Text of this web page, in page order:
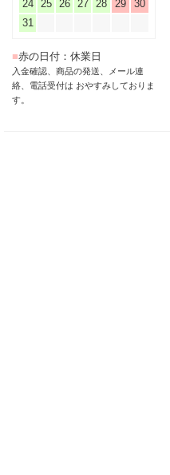
24
25 26 27 28 29
30
31
■赤の日付：休業日
入金確認、商品の発送、メール連
絡、電話受付は おやすみしておりま
す。